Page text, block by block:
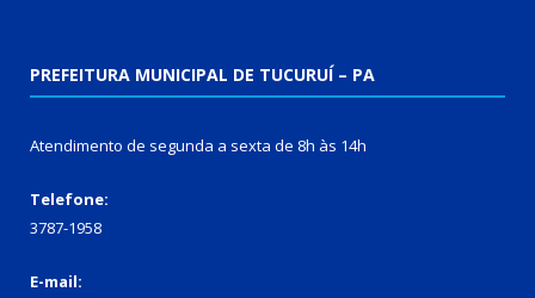
PREFEITURA MUNICIPAL DE TUCURUÍ – PA
Atendimento de segunda a sexta de 8h às 14h
Telefone:
3787-1958
E-mail: